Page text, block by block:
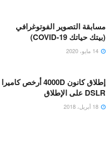
مسابقة التصوير الفوتوغرافي
(بيتك حياتك COVID-19)
إطلاق كانون 4000D أرخص كاميرا
DSLR على الإطلاق